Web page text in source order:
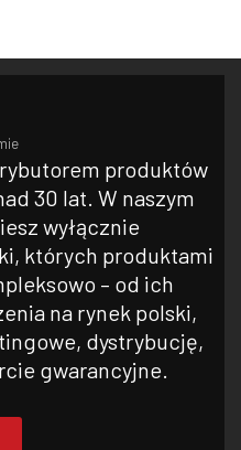
produktów
30 lat. W naszym
wyłącznie
których produktami
– od ich
na rynek polski,
dystrybucję,
gwarancyjne.